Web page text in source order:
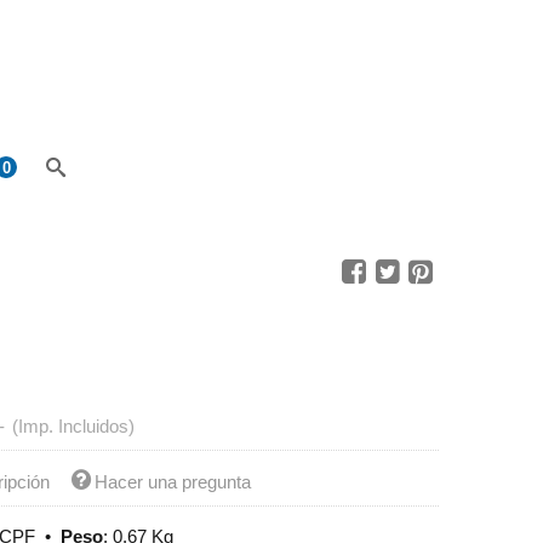
0
- (Imp. Incluidos)
Hacer una pregunta
• Peso:0,67 Kg